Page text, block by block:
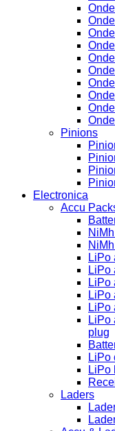
Pinions
Electronica
Accu
LiPo
LiPo
LiPo
LiPo
LiPo
LiPo
plug
LiPo
LiPo
Laders